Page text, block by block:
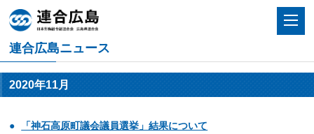
連合広島ニュース
2020年11月
「神石高原町議会議員選挙」結果について